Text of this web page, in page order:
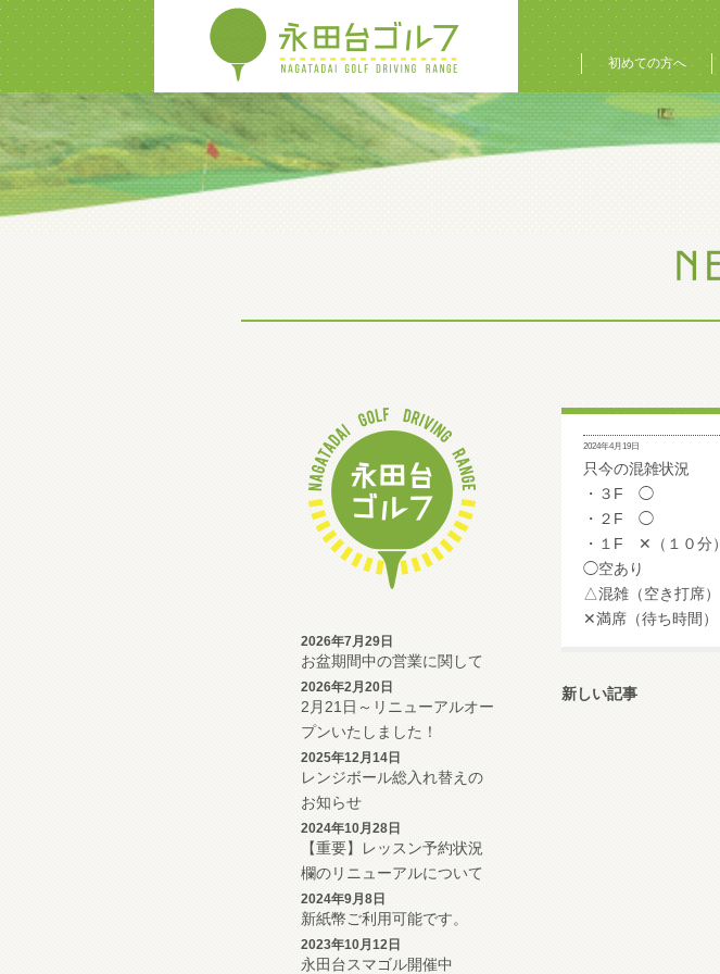
初めての方へ
2026年7月29日
お盆期間中の営業に関して
2026年2月20日
2月21日～リニューアルオー
プンいたしました！
2025年12月14日
レンジボール総入れ替えの
お知らせ
2024年10月28日
【重要】レッスン予約状況
欄のリニューアルについて
2024年9月8日
新紙幣ご利用可能です。
2023年10月12日
永田台スマゴル開催中
2024年4月19日
只今の混雑状況
・３F ◯
・２F ◯
・１F ✕（１０分）
◯空あり
△混雑（空き打席）
✕満席（待ち時間）
新しい記事